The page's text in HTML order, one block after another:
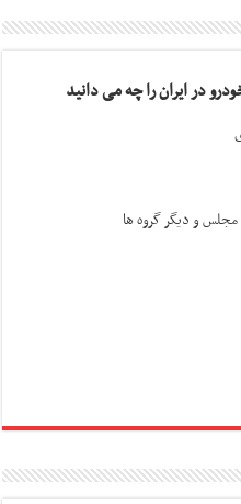
در ایران را چه می دانید
و دیگر گروه ها